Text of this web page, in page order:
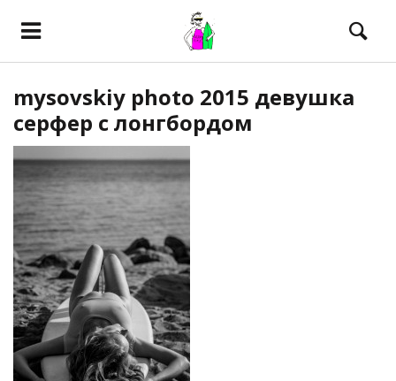
mysovskiy photo 2015 девушка
серфер с лонгбордом